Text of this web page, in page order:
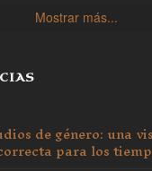
Mostrar más...
de género: una
para los